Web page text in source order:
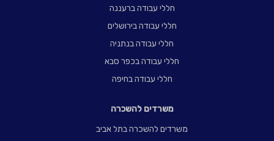
חללי עבודה ברעננה
חללי עבודה בירושלים
חללי עבודה בנתניה
חללי עבודה בכפר סבא
חללי עבודה בחיפה
משרדים להשכרה
משרדים להשכרה בתל אביב